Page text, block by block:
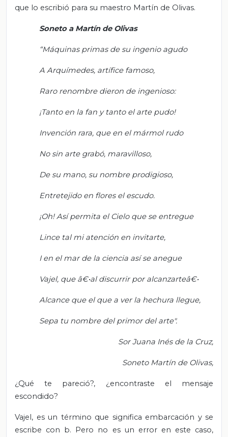
que lo escribió para su maestro Martín de Olivas.
Soneto a Martín de Olivas
“Máquinas primas de su ingenio agudo
A Arquímedes, artífice famoso,
Raro renombre dieron de ingenioso:
¡Tanto en la fan y tanto el arte pudo!
Invención rara, que en el mármol rudo
No sin arte grabó, maravilloso,
De su mano, su nombre prodigioso,
Entretejido en flores el escudo.
¡Oh! Así permita el Cielo que se entregue
Lince tal mi atención en invitarte,
I en el mar de la ciencia así se anegue
Vajel, que â€•al discurrir por alcanzarteâ€•
Alcance que el que a ver la hechura llegue,
Sepa tu nombre del primor del arte".
Sor Juana Inés de la Cruz,
Soneto Martín de Olivas,
¿Qué te pareció?, ¿encontraste el mensaje
escondido?
Vajel, es un término que significa embarcación y se
escribe con b. Pero no es un error en este caso,